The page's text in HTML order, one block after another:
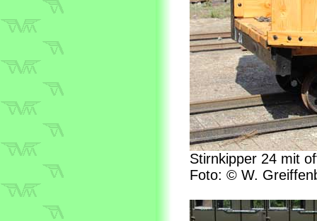
Stirnkipper 24 mit
Foto: © W.